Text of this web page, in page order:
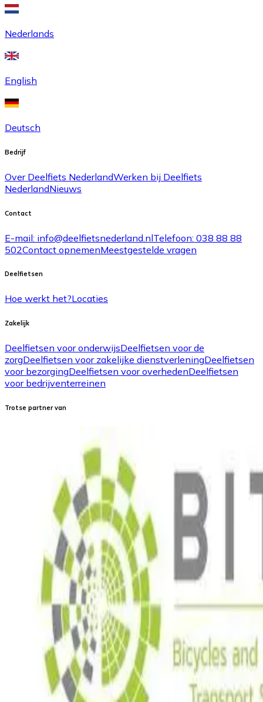
Nederlands
English
Deutsch
Bedrijf
Over Deelfiets NederlandWerken bij Deelfiets
NederlandNieuws
Contact
E-mail: info@deelfietsnederland.nlTelefoon: 038 88 88
502Contact opnemenMeestgestelde vragen
Deelfietsen
Hoe werkt het?Locaties
Zakelijk
Deelfietsen voor onderwijsDeelfietsen voor de
zorgDeelfietsen voor zakelijke dienstverleningDeelfietsen
voor bezorgingDeelfietsen voor overhedenDeelfietsen
voor bedrijventerreinen
Trotse partner van